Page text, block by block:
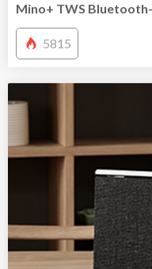
Mino+ TWS
5815